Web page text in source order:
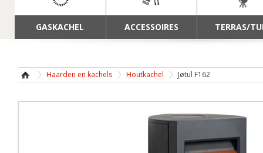
GASKACHEL ACCESSOIRES TERRAS/
Haarden en kachels Houtkachel Jøtul F162